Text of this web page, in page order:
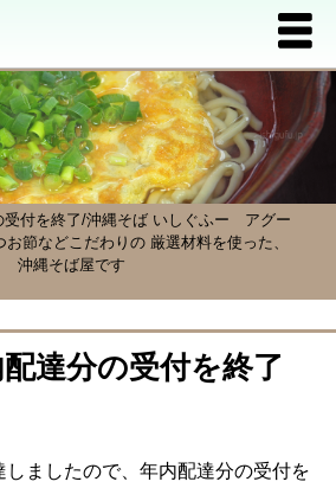
付を終了/沖縄そば いしぐふー
アグー
節などこだわりの 厳選材料を使った、
沖縄そば屋です
達分の受付を終了
ましたので、年内配達分の受付を